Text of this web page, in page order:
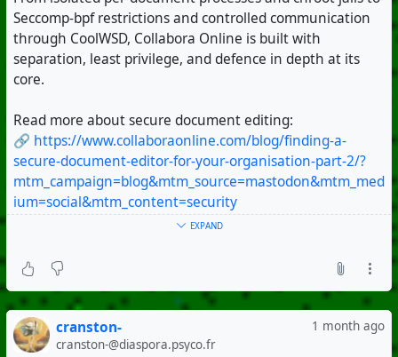
Seccomp-bpf restrictions and controlled communication
through CoolWSD, Collabora Online is built with
separation, least privilege, and defence in depth at its
core.
Read more about secure document editing:
🔗 https://www.collaboraonline.com/blog/finding-a-
secure-document-editor-for-your-organisation-part-2/?
mtm_campaign=blog&mtm_source=mastodon&mtm_med
ium=social&mtm_content=security
EXPAND
1 month ago
cranston-
cranston-@diaspora.psyco.fr